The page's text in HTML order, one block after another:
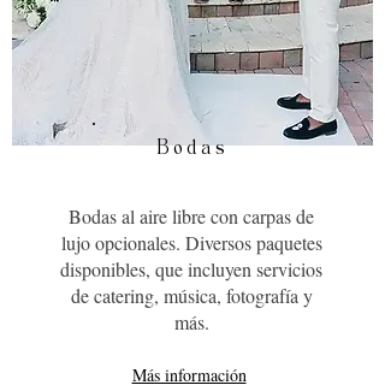
Bodas
Bodas al aire libre con carpas de
lujo opcionales. Diversos paquetes
disponibles, que incluyen servicios
de catering, música, fotografía y
más.
Más información